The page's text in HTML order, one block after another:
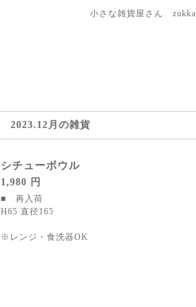
小さな雑貨屋さん zukka
2023.12月の雑貨
シチューボウル
1,980 円
■ 再入荷
H65 直径165
※レンジ・食洗器OK